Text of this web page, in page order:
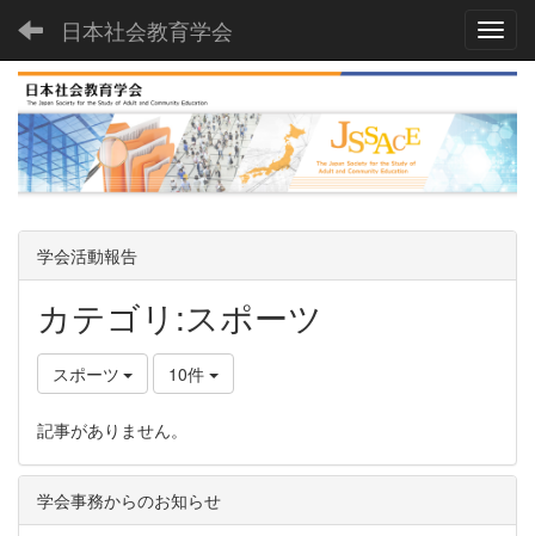
日本社会教育学会
学会活動報告
カテゴリ:スポーツ
スポーツ 10件
記事がありません。
学会事務からのお知らせ